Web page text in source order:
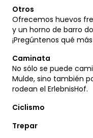
Otros
Ofrecemos huevos
y un horno de barro
¡Pregúntenos qué
Caminata
No sólo se puede
Mulde, sino también
rodean el ErlebnisHof.
Ciclismo
Trepar